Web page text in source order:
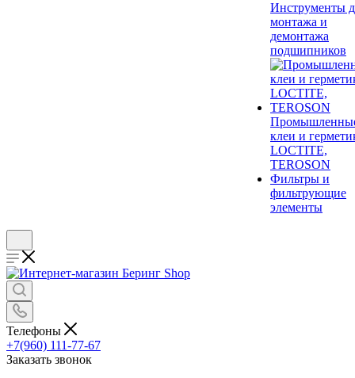
Инструменты
монтажа и
демонтажа
подшипников
клеи и
LOCTITE,
TEROSON
Фильтры и
фильтрующие
элементы
Телефоны
+7(960) 111-77-67
Заказать звонок